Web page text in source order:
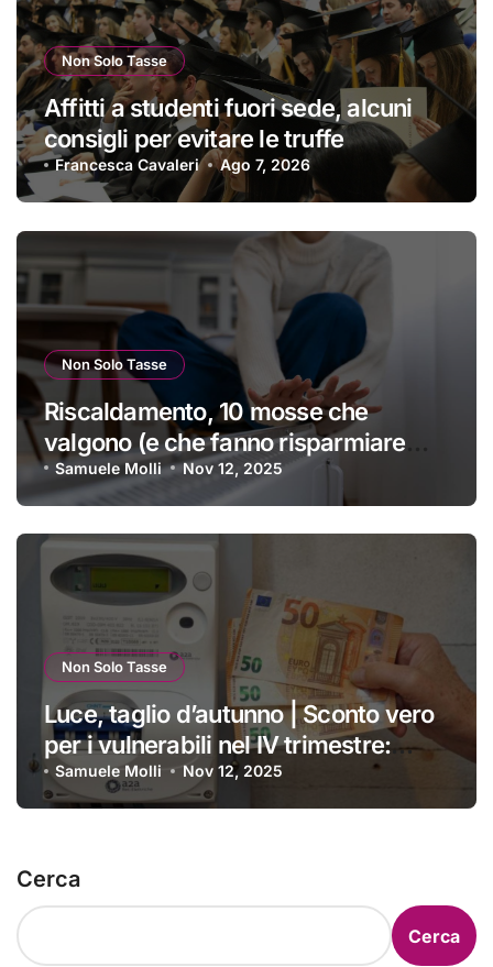
Non Solo Tasse
Affitti a studenti fuori sede, alcuni
consigli per evitare le truffe
Francesca Cavaleri Ago 7, 2026
Non Solo Tasse
Riscaldamento, 10 mosse che
valgono (e che fanno risparmiare
tanti soldini) | I trucchi migliori per
passare un inverno spettacolare
Samuele Molli Nov 12, 2025
Non Solo Tasse
Luce, taglio d’autunno | Sconto vero
per i vulnerabili nel IV trimestre:
ecco a chi si applica e come
ottenerlo
Samuele Molli Nov 12, 2025
Cerca
Cerca